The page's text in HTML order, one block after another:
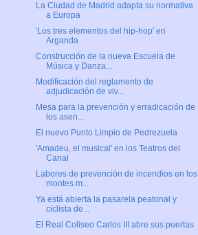
La Ciudad de Madrid adapta su normativa
a Europa
'Los tres elementos del hip-hop' en
Arganda
Construcción de la nueva Escuela de
Música y Danza...
Modificación del reglamento de
adjudicación de viv...
Mesa para la prevención y erradicación de
los asen...
El nuevo Punto Limpio de Pedrezuela
'Amadeu, el musical' en los Teatros del
Canal
Labores de prevención de incendios en los
montes m...
Ya está abierta la pasarela peatonal y
ciclista de...
El Real Coliseo Carlos III abre sus puertas